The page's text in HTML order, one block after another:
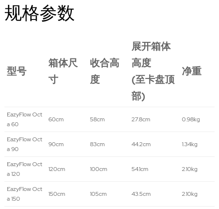
规格参数
型号
箱体尺
寸
收合高
度
展开箱体
高度
(至卡盘顶
部)
净重
EazyFlow Oct
a 60
60cm 58cm 27.8cm 0.98kg
EazyFlow Oct
a 90
90cm 83cm 44.2cm 1.34kg
EazyFlow Oct
a 120
120cm 100cm 54.1cm 2.10kg
EazyFlow Oct
a 150
150cm 105cm 43.5cm 2.10kg